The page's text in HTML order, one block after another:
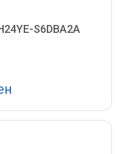
S6DBA2A